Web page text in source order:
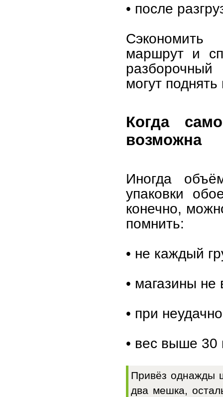
• после
маршрут и
могут
Когда
возможна
Иногда
упаковки
конечно,
помнить:
• не каждый
• магазины не
• при
• вес выше 30
Привёз однажды
два мешка,